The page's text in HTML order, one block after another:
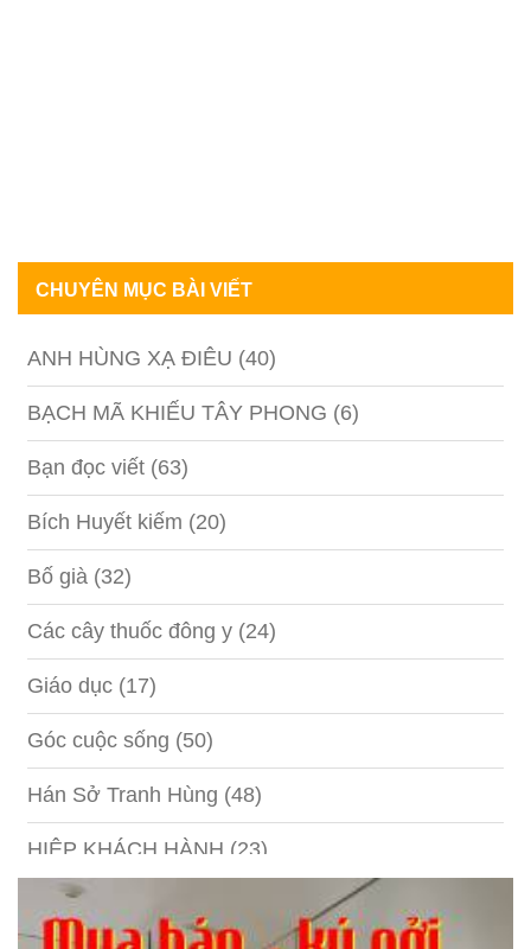
CHUYÊN MỤC BÀI VIẾT
ANH HÙNG XẠ ĐIÊU (40)
BẠCH MÃ KHIẾU TÂY PHONG (6)
Bạn đọc viết (63)
Bích Huyết kiếm (20)
Bố già (32)
Các cây thuốc đông y (24)
Giáo dục (17)
Góc cuộc sống (50)
Hán Sở Tranh Hùng (48)
HIỆP KHÁCH HÀNH (23)
Hồng lâu mộng